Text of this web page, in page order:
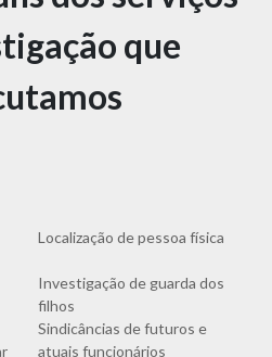
que
Localização de pessoa física
Investigação de guarda dos
filhos
Sindicâncias de futuros e
atuais funcionários